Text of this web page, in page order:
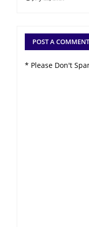
POST A COMMENT
* Please Don't